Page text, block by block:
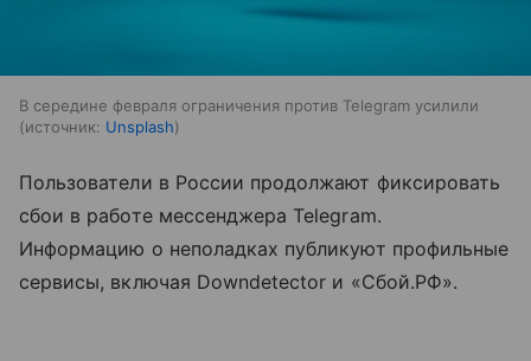
В середине февраля ограничения против Telegram усилили
источник: Unsplash
Пользователи в России продолжают фиксировать
сбои в работе мессенджера Telegram.
Информацию о неполадках публикуют профильные
сервисы, включая Downdetector и «Сбой.РФ».